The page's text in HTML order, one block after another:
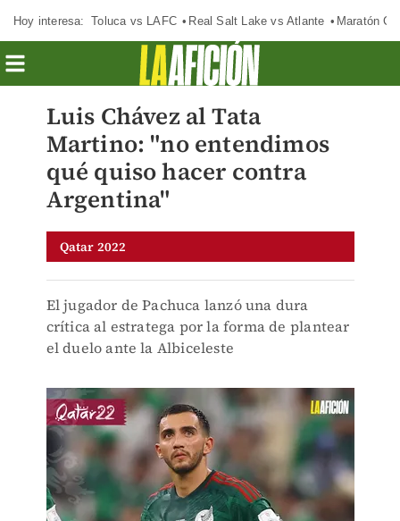
Hoy interesa: Toluca vs LAFC Real Salt Lake vs Atlante Maratón
Luis Chávez al Tata
Martino: "no entendimos
qué quiso hacer contra
Argentina"
Qatar 2022
El jugador de Pachuca lanzó una dura
crítica al estratega por la forma de plantear
el duelo ante la Albiceleste